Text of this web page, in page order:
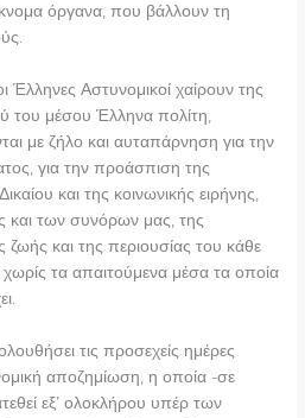
όργανα, που βάλλουν τη
Έλληνες Αστυνομικοί χαίρουν της
του μέσου Έλληνα πολίτη,
με ζήλο και αυταπάρνηση για την
για την προάσπιση της
και της κοινωνικής ειρήνης,
και των συνόρων μας, της
και της περιουσίας του κάθε
τα απαιτούμενα μέσα τα οποία
τις προσεχείς ημέρες
αποζημίωση, η οποία -σε
εξ’ ολοκλήρου υπέρ των